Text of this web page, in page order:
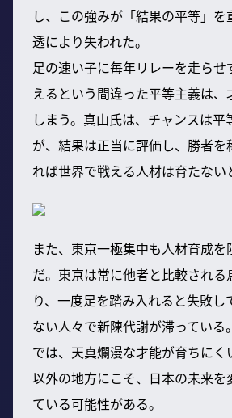
し、この強みが「結果の平等」
透により失われた。
足の速い子に毎年リレーを走ら
えるという間違った平等主義は、
しまう。真山氏は、チャンスは平
が、結果は正当に評価し、勝者を
れば世界で戦える人材は育たない
また、東京一極集中も人材育成を
だ。東京は常に他者と比較される
り、一度足を踏み入れると失敗し
ない人々で新陳代謝が滞っている
では、天真爛漫な才能が育ちにく
以外の地方にこそ、日本の未来を
ている可能性がある。